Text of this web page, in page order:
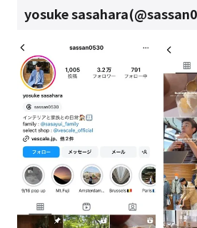
yosuke